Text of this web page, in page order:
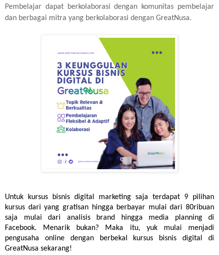
Pembelajar dapat berkolaborasi dengan komunitas pembelajar
dan berbagai mitra yang berkolaborasi dengan GreatNusa.
Untuk kursus bisnis digital marketing saja terdapat 9 pilihan
kursus dari yang gratisan hingga berbayar mulai dari 80ribuan
saja mulai dari analisis brand hingga media planning di
Facebook. Menarik bukan? Maka itu, yuk mulai menjadi
pengusaha online dengan berbekal kursus bisnis digital di
GreatNusa sekarang!